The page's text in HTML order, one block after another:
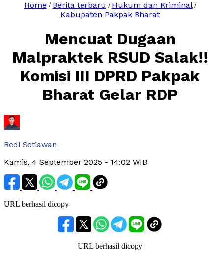
Home / Berita terbaru / Hukum dan Kriminal/
Kabupaten Pakpak Bharat
Mencuat Dugaan
Malpraktek RSUD Salak!!
Komisi III DPRD Pakpak
Bharat Gelar RDP
Redi Setiawan
Kamis, 4 September 2025 - 14:02 WIB
URL berhasil dicopy
URL berhasil dicopy